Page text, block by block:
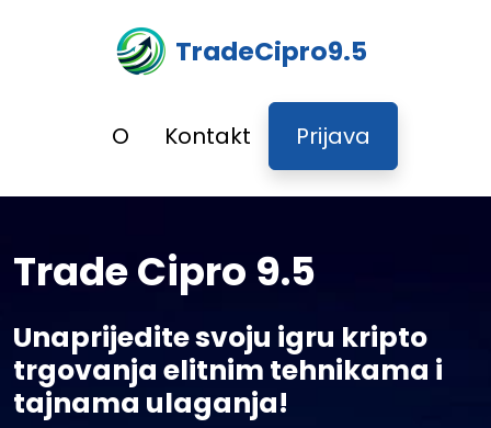
TradeCipro9.5
O Kontakt Prijava
Trade Cipro 9.5
Unaprijedite svoju igru kripto
trgovanja elitnim tehnikama i
tajnama ulaganja!